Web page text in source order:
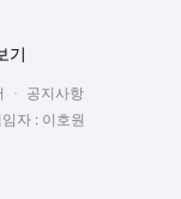
기
공지사항
자 : 이호원